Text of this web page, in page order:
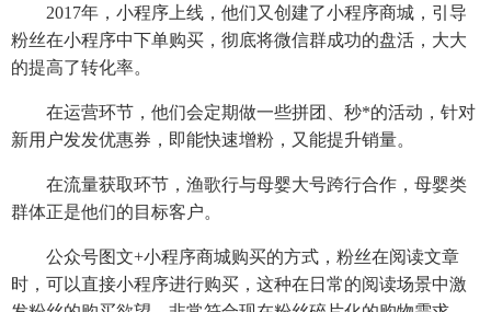
2017年，小程序上线，他们又创建了小程序商城，引导
粉丝在小程序中下单购买，彻底将微信群成功的盘活，大大
的提高了转化率。
在运营环节，他们会定期做一些拼团、秒*的活动，针对
新用户发发优惠券，即能快速增粉，又能提升销量。
在流量获取环节，渔歌行与母婴大号跨行合作，母婴类
群体正是他们的目标客户。
公众号图文+小程序商城购买的方式，粉丝在阅读文章
时，可以直接小程序进行购买，这种在日常的阅读场景中激